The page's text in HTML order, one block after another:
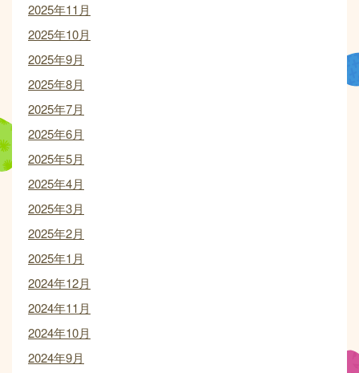
2025年11月
2025年10月
2025年9月
2025年8月
2025年7月
2025年6月
2025年5月
2025年4月
2025年3月
2025年2月
2025年1月
2024年12月
2024年11月
2024年10月
2024年9月